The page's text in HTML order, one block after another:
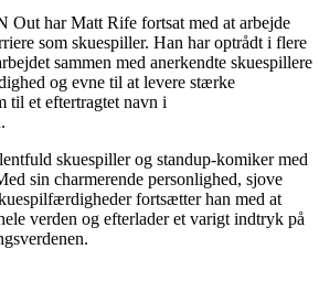
Out har Matt Rife fortsat med at arbejde
som skuespiller. Han har optrådt i flere
sammen med anerkendte skuespillere
og evne til at levere stærke
til et eftertragtet navn i
skuespiller og standup-komiker med
sin charmerende personlighed, sjove
fortsætter han med at
verden og efterlader et varigt indtryk på